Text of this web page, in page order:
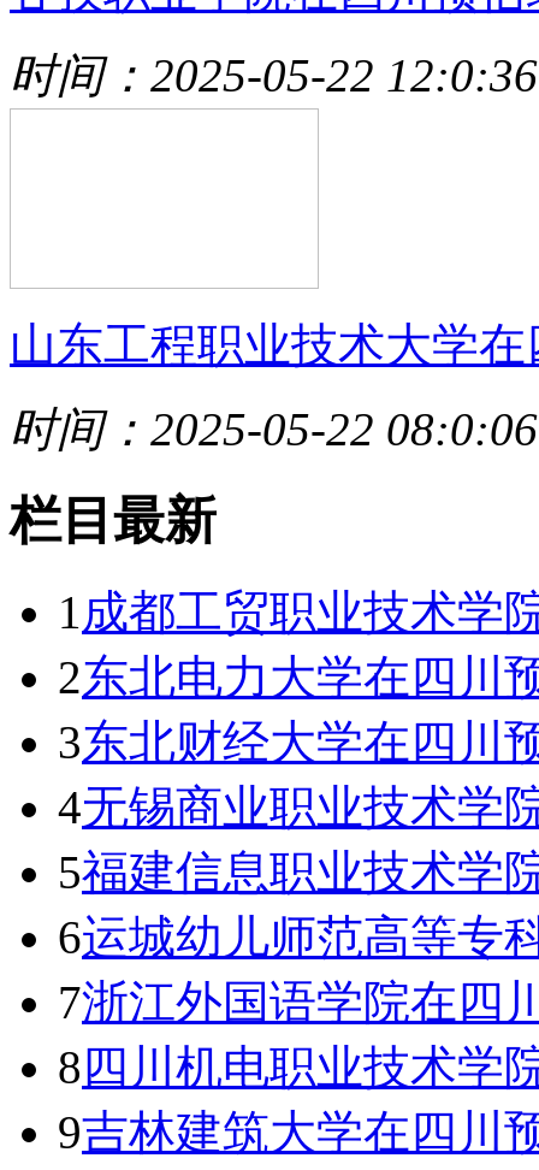
时间：2025-05-22 12:0:36
山东工程职业技术大学在
时间：2025-05-22 08:0:06
栏目最新
1成都工贸职业技术学
2东北电力大学在四川
3东北财经大学在四川
4无锡商业职业技术学
5福建信息职业技术学
6运城幼儿师范高等专
7浙江外国语学院在四
8 四川机电职业技术学
9吉林建筑大学在四川